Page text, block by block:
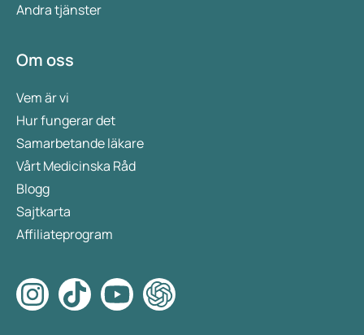
Andra tjänster
Om oss
Vem är vi
Hur fungerar det
Samarbetande läkare
Vårt Medicinska Råd
Blogg
Sajtkarta
Affiliateprogram